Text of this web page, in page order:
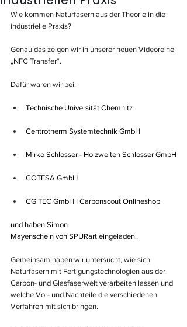
Wie kommen Naturfasern aus der Theorie in die
industrielle Praxis?
Genau das zeigen wir in unserer neuen Videoreihe
„NFC Transfer“.
Dafür waren wir bei:
Technische Universität Chemnitz
Centrotherm Systemtechnik GmbH
Mirko Schlosser - Holzwelten Schlosser GmbH
COTESA GmbH
CG TEC GmbH I Carbonscout Onlineshop
und haben Simon
Mayenschein von SPURart eingeladen.
Gemeinsam haben wir untersucht, wie sich
Naturfasern mit Fertigungstechnologien aus der
Carbon- und Glasfaserwelt verarbeiten lassen und
welche Vor- und Nachteile die verschiedenen
Verfahren mit sich bringen.